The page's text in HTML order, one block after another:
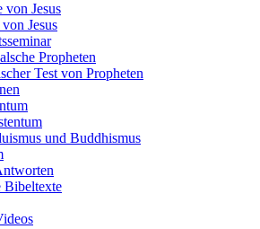
von Jesus
Jesus
Propheten
Test von Propheten
und Buddhismus
Bibeltexte